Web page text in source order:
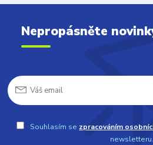
Nepropásněte
Souhlasím se zpracováním
newsletteru.